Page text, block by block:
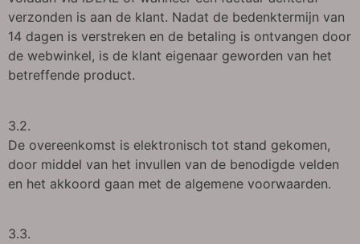
verzonden is aan de klant. Nadat de bedenktermijn van
14 dagen is verstreken en de betaling is ontvangen door
de webwinkel, is de klant eigenaar geworden van het
betreffende product.
3.2.
De overeenkomst is elektronisch tot stand gekomen,
door middel van het invullen van de benodigde velden
en het akkoord gaan met de algemene voorwaarden.
3.3.